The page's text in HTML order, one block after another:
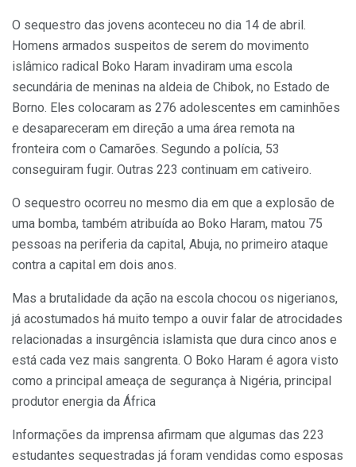
O sequestro das jovens aconteceu no dia 14 de abril.
Homens armados suspeitos de serem do movimento
islâmico radical Boko Haram invadiram uma escola
secundária de meninas na aldeia de Chibok, no Estado de
Borno. Eles colocaram as 276 adolescentes em caminhões
e desapareceram em direção a uma área remota na
fronteira com o Camarões. Segundo a polícia, 53
conseguiram fugir. Outras 223 continuam em cativeiro.
O sequestro ocorreu no mesmo dia em que a explosão de
uma bomba, também atribuída ao Boko Haram, matou 75
pessoas na periferia da capital, Abuja, no primeiro ataque
contra a capital em dois anos.
Mas a brutalidade da ação na escola chocou os nigerianos,
já acostumados há muito tempo a ouvir falar de atrocidades
relacionadas a insurgência islamista que dura cinco anos e
está cada vez mais sangrenta. O Boko Haram é agora visto
como a principal ameaça de segurança à Nigéria, principal
produtor energia da África
Informações da imprensa afirmam que algumas das 223
estudantes sequestradas já foram vendidas como esposas